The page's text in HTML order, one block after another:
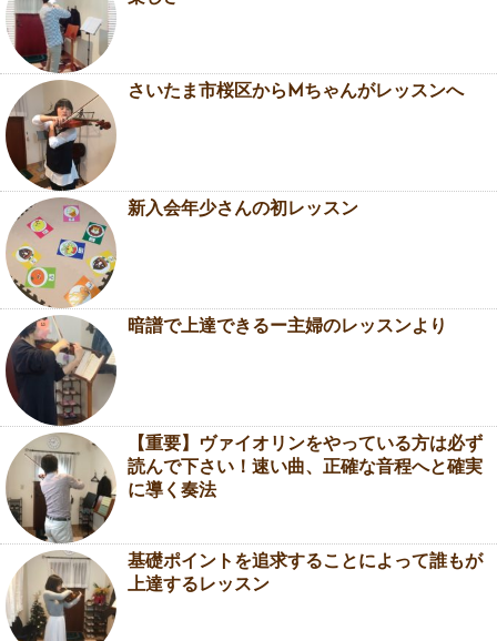
さいたま市桜区からMちゃんがレッスンへ
新入会年少さんの初レッスン
暗譜で上達できるー主婦のレッスンより
【重要】ヴァイオリンをやっている方は必ず
読んで下さい！速い曲、正確な音程へと確実
に導く奏法
基礎ポイントを追求することによって誰もが
上達するレッスン